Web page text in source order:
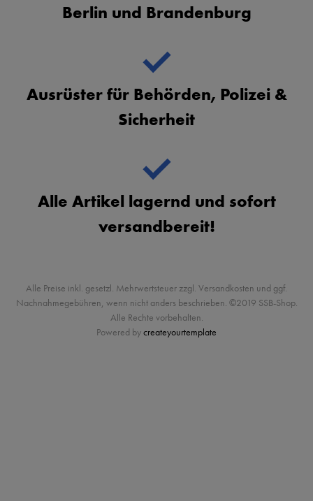
Berlin und Brandenburg
Ausrüster für Behörden, Polizei &
Sicherheit
Alle Artikel lagernd und sofort
versandbereit!
Alle Preise inkl. gesetzl. Mehrwertsteuer zzgl. Versandkosten und ggf.
Nachnahmegebühren, wenn nicht anders beschrieben. ©2019 SSB-Shop.
Alle Rechte vorbehalten.
Powered bycreateyourtemplate